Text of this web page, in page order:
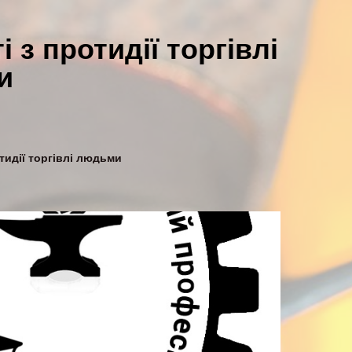
протидії торгівлі
торгівлі людьми